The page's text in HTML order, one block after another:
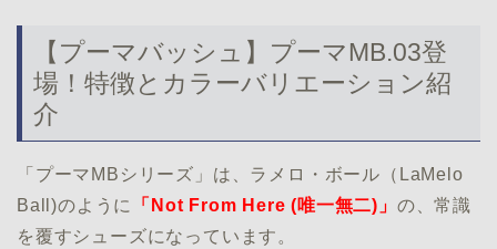
【プーマバッシュ】プーマMB.03登
場！特徴とカラーバリエーション紹
介
「プーマMBシリーズ」は、ラメロ・ボール（LaMelo
Ball)のように
「Not From Here (唯一無二)」 の、常識
を覆すシューズになっています。